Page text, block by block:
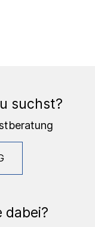
suchst?
dabei?